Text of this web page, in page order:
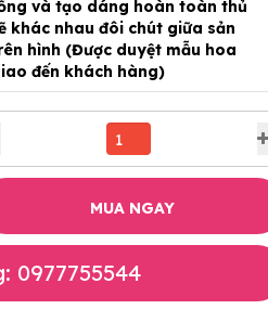
và tạo dáng hoàn toàn thủ
khác nhau đôi chút giữa sản
hình (Được duyệt mẫu hoa
đến khách hàng)
MUA NGAY
0977755544